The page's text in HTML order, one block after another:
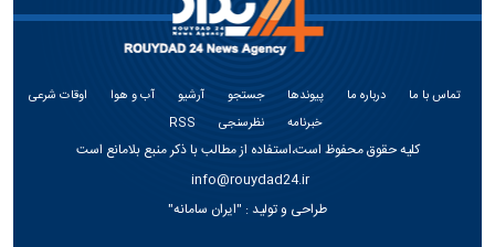
تماس با ما درباره ما پیوندها جستجو آرشیو آب و هوا
اوقات شرعی
خبرنامه
نظرسنجی RSS
کلیه حقوق محفوظ است،استفاده از مطالب با ذکر منبع بلامانع است
info@rouydad24.ir
طراحی و تولید : "ایران سامانه"